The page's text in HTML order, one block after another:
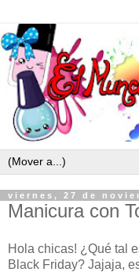
viernes, 27 de
Manicura con
Hola chicas! ¿Qué tal
Black Friday? Jajaja,